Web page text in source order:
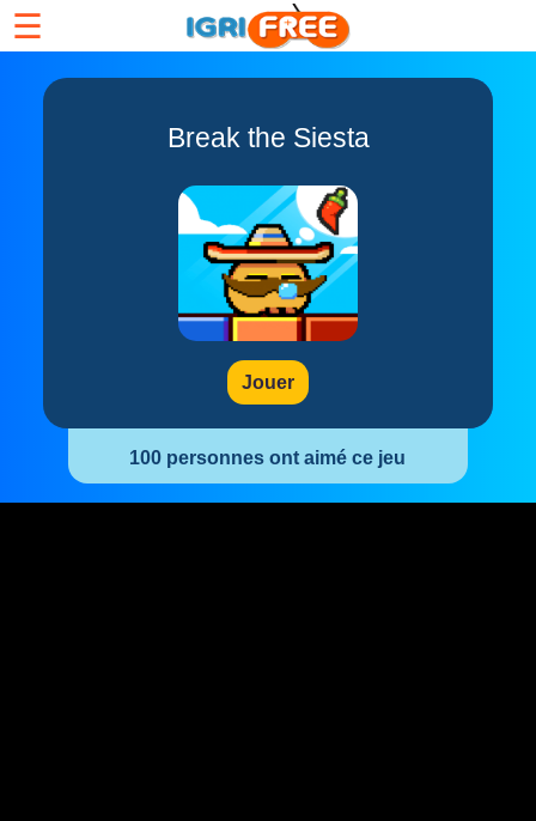
☰
Break the Siesta
Jouer
100 personnes ont aimé ce jeu